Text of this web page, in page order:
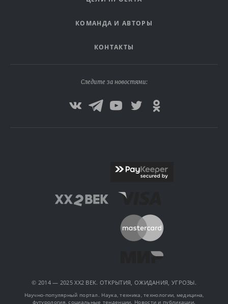
КОМАНДА И АВТОРЫ
КОНТАКТЫ
Следите за новостями:
© 2014 — 2025 XX2 ВЕК. ОТКРЫТИЯ, ОЖИДАНИЯ, УГРОЗЫ.
Научно-популярный портал. Наука, техника, технологии, медицина,
футурология, социальные тенденции. Новости и публикации.